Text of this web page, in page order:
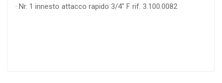
· Nr. 1 innesto attacco rapido 3/4" F rif. 3.100.0082